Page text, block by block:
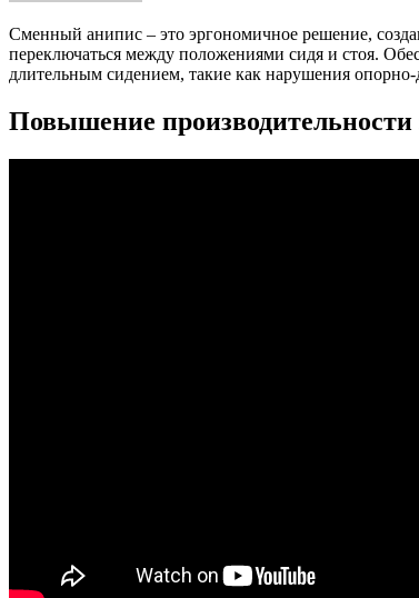
Сменный анипис – это эргономичное решение,
переключаться между положениями сидя и стоя.
длительным сидением, такие как нарушения
Повышение производительности